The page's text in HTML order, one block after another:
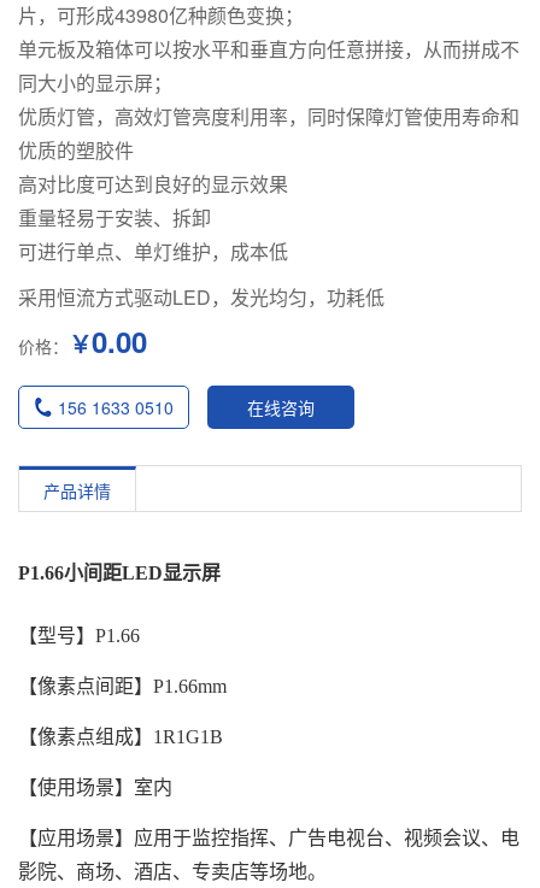
片，可形成43980亿种颜色变换；
单元板及箱体可以按水平和垂直方向任意拼接，从而拼成不
同大小的显示屏；
优质灯管，高效灯管亮度利用率，同时保障灯管使用寿命和
优质的塑胶件
高对比度可达到良好的显示效果
重量轻易于安装、拆卸
可进行单点、单灯维护，成本低
采用恒流方式驱动LED，发光均匀，功耗低
价格： ￥0.00
156 1633 0510 在线咨询
产品详情
P1.66小间距LED显示屏
【型号】P1.66
【像素点间距】P1.66mm
【像素点组成】1R1G1B
【使用场景】室内
【应用场景】应用于监控指挥、广告电视台、视频会议、电
影院、商场、酒店、专卖店等场地。